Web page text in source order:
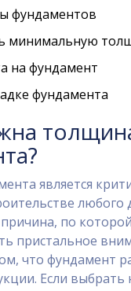
фундаментов
минимальную
на фундамент
фундамента
является
любого
по
пристальное
что фундамент
Если